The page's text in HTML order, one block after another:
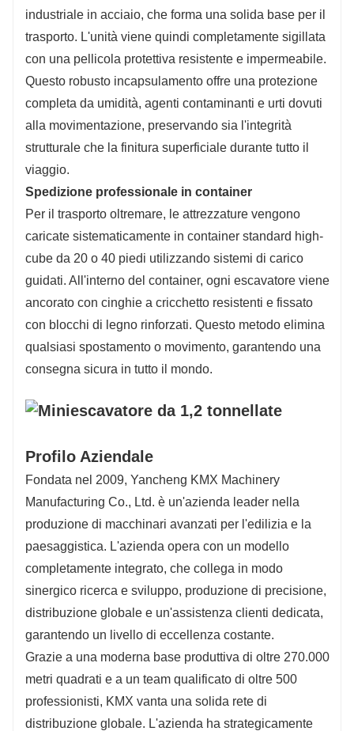
industriale in acciaio, che forma una solida base per il
trasporto. L'unità viene quindi completamente sigillata
con una pellicola protettiva resistente e impermeabile.
Questo robusto incapsulamento offre una protezione
completa da umidità, agenti contaminanti e urti dovuti
alla movimentazione, preservando sia l'integrità
strutturale che la finitura superficiale durante tutto il
viaggio.
Spedizione professionale in container
Per il trasporto oltremare, le attrezzature vengono
caricate sistematicamente in container standard high-
cube da 20 o 40 piedi utilizzando sistemi di carico
guidati. All'interno del container, ogni escavatore viene
ancorato con cinghie a cricchetto resistenti e fissato
con blocchi di legno rinforzati. Questo metodo elimina
qualsiasi spostamento o movimento, garantendo una
consegna sicura in tutto il mondo.
Profilo Aziendale
Fondata nel 2009, Yancheng KMX Machinery
Manufacturing Co., Ltd. è un'azienda leader nella
produzione di macchinari avanzati per l'edilizia e la
paesaggistica. L'azienda opera con un modello
completamente integrato, che collega in modo
sinergico ricerca e sviluppo, produzione di precisione,
distribuzione globale e un'assistenza clienti dedicata,
garantendo un livello di eccellenza costante.
Grazie a una moderna base produttiva di oltre 270.000
metri quadrati e a un team qualificato di oltre 500
professionisti, KMX vanta una solida rete di
distribuzione globale. L'azienda ha strategicamente